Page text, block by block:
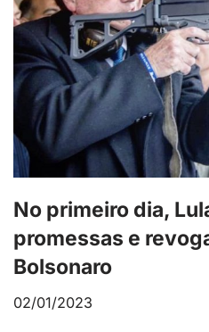
No primeiro dia,
promessas e
Bolsonaro
02/01/2023